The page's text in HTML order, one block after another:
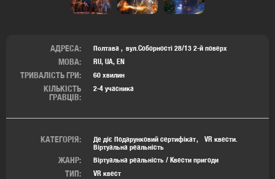
АДРЕСА: Пoлтaва вул.Соборності 28/13 2-й поверх
МОВА: RU, UA, EN
ТРИВАЛІСТЬ ГРИ: 60 хвилин
КІЛЬКІСТЬ
ГРАВЦІВ:
2-4 учасника
КАТЕГОРІЯ: Де діє Подарунковий сертифікат
VR квести.
Віртуальна реальність
ЖАНР: Віртуальна реальність / Квести пригоди
ТИП: VR квест